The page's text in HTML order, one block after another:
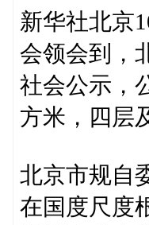
新华社北京
会领会到，
社会公示，
方米，四层
北京市规自
在国度尺度